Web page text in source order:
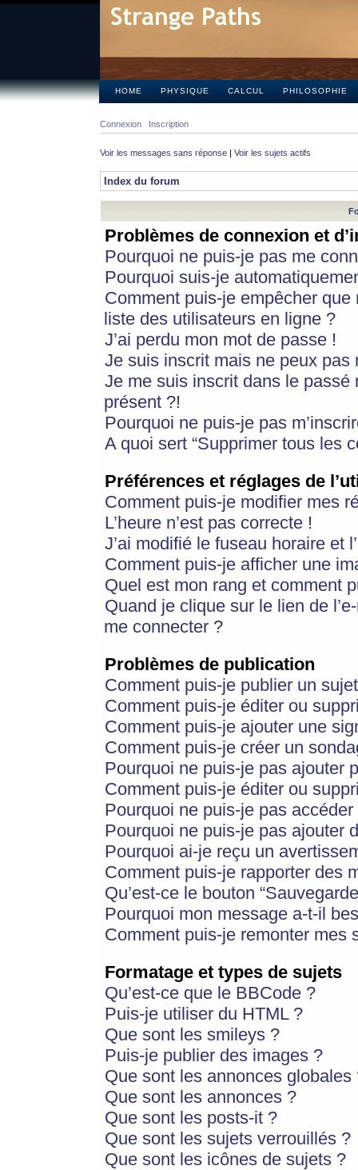
HOME PHYSIQUE CALCUL PHILOSOPHIE
Connexion Inscription
Voir les messages sans réponse | Voir les sujets actifs
Index du forum
Problèmes de connexion et
Pourquoi ne puis-je pas me
Pourquoi suis-je
Comment puis-je empêcher
liste des utilisateurs en ligne ?
J’ai perdu mon mot de passe !
Je suis inscrit mais ne peux pas
Je me suis inscrit dans le
présent ?!
Pourquoi ne puis-je pas
A quoi sert “Supprimer tous les
Préférences et réglages de
Comment puis-je modifier mes
L’heure n’est pas correcte !
J’ai modifié le fuseau horaire et
Comment puis-je afficher une
Quel est mon rang et comment
Quand je clique sur le lien de
me connecter ?
Problèmes de publication
Comment puis-je publier un
Comment puis-je éditer ou
Comment puis-je ajouter une
Comment puis-je créer un
Pourquoi ne puis-je pas ajouter
Comment puis-je éditer ou
Pourquoi ne puis-je pas
Pourquoi ne puis-je pas ajouter
Pourquoi ai-je reçu un
Comment puis-je rapporter des
Qu’est-ce le bouton
Pourquoi mon message a-t-il
Comment puis-je remonter mes
Formatage et types de sujets
Qu’est-ce que le BBCode ?
Puis-je utiliser du HTML ?
Que sont les smileys ?
Puis-je publier des images ?
Que sont les annonces globales
Que sont les annonces ?
Que sont les posts-it ?
Que sont les sujets verrouillés ?
Que sont les icônes de sujets ?